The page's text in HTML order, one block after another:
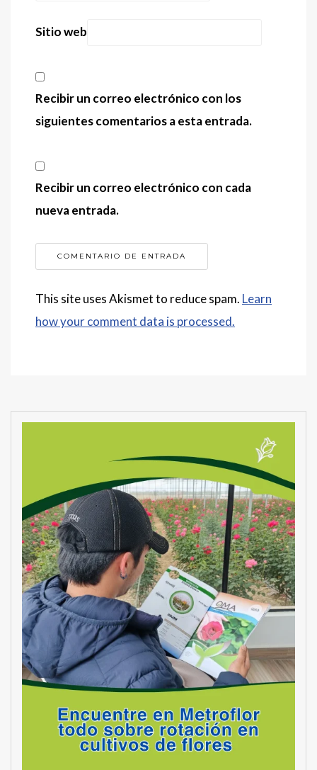
Sitio web
Recibir un correo electrónico con los
siguientes comentarios a esta entrada.
Recibir un correo electrónico con cada
nueva entrada.
This site uses Akismet to reduce spam. Learn
how your comment data is processed.